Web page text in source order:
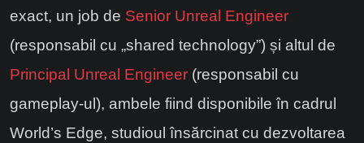
exact, un job de Senior Unreal Engineer
(responsabil cu „shared technology”) și altul de
Principal Unreal Engineer (responsabil cu
gameplay-ul), ambele fiind disponibile în cadrul
World’s Edge, studioul însărcinat cu dezvoltarea